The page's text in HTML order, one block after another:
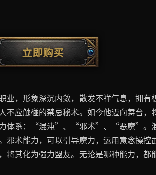
，形象深沉内敛，散发不祥气息，拥有
不应触碰的禁忌秘术。如今他迈向舞台，
力体系：“混沌”、“邪术”、“恶魔”。
邪术能力，可以引导魔力，运用意念操控
将其化为强力盟友。无论是哪种能力，都